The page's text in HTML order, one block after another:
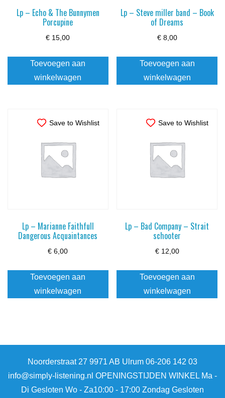
Lp – Echo & The Bunnymen
Porcupine
€ 15,00
Toevoegen aan
winkelwagen
Lp – Steve miller band – Book
of Dreams
€8,00
Toevoegen aan
winkelwagen
Save to Wishlist
Lp – Marianne Faithfull
Dangerous Acquaintances
€ 6,00
Toevoegen aan
winkelwagen
Save to Wishlist
Lp – Bad Company – Strait
schooter
€12,00
Toevoegen aan
winkelwagen
Noorderstraat 27 9971 AB Ulrum 06-206 142 03
info@simply-listening.nl OPENINGSTIJDEN WINKEL Ma -
Di Gesloten Wo - Za10:00 - 17:00 Zondag Gesloten